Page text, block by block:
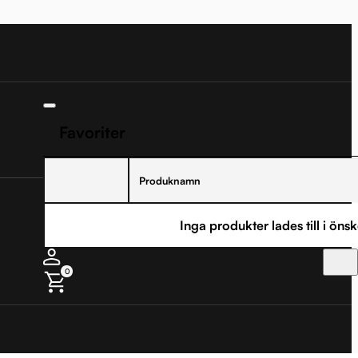
Produknamn
Inga produkter lades till i
0